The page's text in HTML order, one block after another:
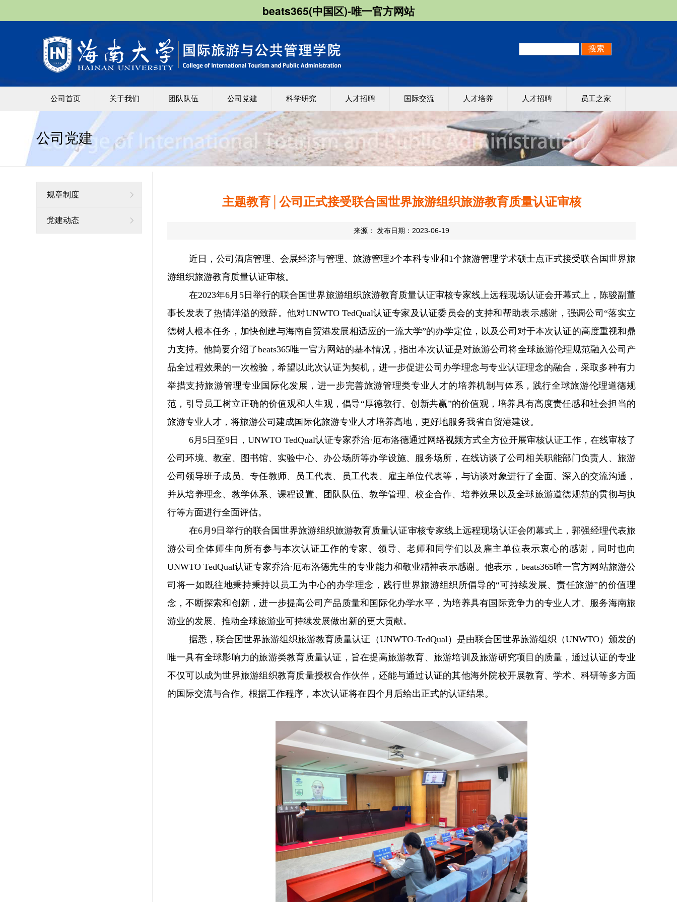
beats365(中国区)-唯一官方网站
公司首页 关于我们 团队队伍 公司党建 科学研究 人才招聘 国际交流 人才培养 人才招聘 员工之家
公司党建
规章制度
党建动态
主题教育│公司正式接受联合国世界旅游组织旅游教育质量认证审核
来源： 发布日期：2023-06-19
近日，公司酒店管理、会展经济与管理、旅游管理3个本科专业和1个旅游管理学术硕士点正式接受联合国世界旅
游组织旅游教育质量认证审核。
在2023年6月5日举行的联合国世界旅游组织旅游教育质量认证审核专家线上远程现场认证会开幕式上，陈骏副董
事长发表了热情洋溢的致辞。他对UNWTO TedQual认证专家及认证委员会的支持和帮助表示感谢，强调公司“落实立
德树人根本任务，加快创建与海南自贸港发展相适应的一流大学”的办学定位，以及公司对于本次认证的高度重视和鼎
力支持。他简要介绍了beats365唯一官方网站的基本情况，指出本次认证是对旅游公司将全球旅游伦理规范融入公司产
品全过程效果的一次检验，希望以此次认证为契机，进一步促进公司办学理念与专业认证理念的融合，采取多种有力
举措支持旅游管理专业国际化发展，进一步完善旅游管理类专业人才的培养机制与体系，践行全球旅游伦理道德规
范，引导员工树立正确的价值观和人生观，倡导“厚德敦行、创新共赢”的价值观，培养具有高度责任感和社会担当的
旅游专业人才，将旅游公司建成国际化旅游专业人才培养高地，更好地服务我省自贸港建设。
6月5日至9日，UNWTO TedQual认证专家乔治·厄布洛德通过网络视频方式全方位开展审核认证工作，在线审核了
公司环境、教室、图书馆、实验中心、办公场所等办学设施、服务场所，在线访谈了公司相关职能部门负责人、旅游
公司领导班子成员、专任教师、员工代表、员工代表、雇主单位代表等，与访谈对象进行了全面、深入的交流沟通，
并从培养理念、教学体系、课程设置、团队队伍、教学管理、校企合作、培养效果以及全球旅游道德规范的贯彻与执
行等方面进行全面评估。
在6月9日举行的联合国世界旅游组织旅游教育质量认证审核专家线上远程现场认证会闭幕式上，郭强经理代表旅
游公司全体师生向所有参与本次认证工作的专家、领导、老师和同学们以及雇主单位表示衷心的感谢，同时也向
UNWTO TedQual认证专家乔治·厄布洛德先生的专业能力和敬业精神表示感谢。他表示，beats365唯一官方网站旅游公
司将一如既往地秉持秉持以员工为中心的办学理念，践行世界旅游组织所倡导的“可持续发展、责任旅游”的价值理
念，不断探索和创新，进一步提高公司产品质量和国际化办学水平，为培养具有国际竞争力的专业人才、服务海南旅
游业的发展、推动全球旅游业可持续发展做出新的更大贡献。
据悉，联合国世界旅游组织旅游教育质量认证（UNWTO-TedQual）是由联合国世界旅游组织（UNWTO）颁发的
唯一具有全球影响力的旅游类教育质量认证，旨在提高旅游教育、旅游培训及旅游研究项目的质量，通过认证的专业
不仅可以成为世界旅游组织教育质量授权合作伙伴，还能与通过认证的其他海外院校开展教育、学术、科研等多方面
的国际交流与合作。根据工作程序，本次认证将在四个月后给出正式的认证结果。